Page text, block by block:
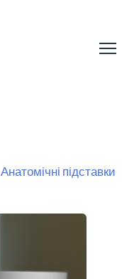
Анатомічні підставки